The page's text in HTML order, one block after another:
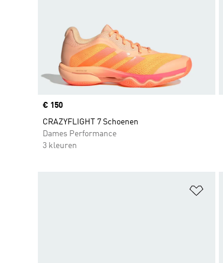
Price
€ 150
CRAZYFLIGHT 7 Schoenen
Dames Performance
3 kleuren